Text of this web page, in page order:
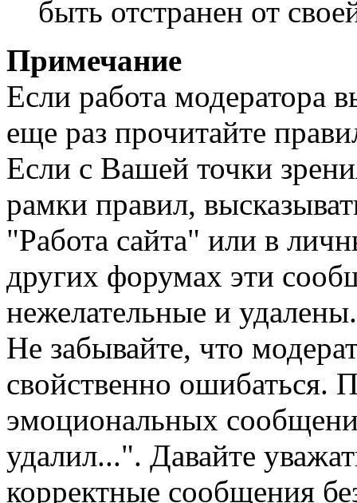
быть отстранен от
Примечание
Если работа модератора
еще раз прочитайте
Если с Вашей точки
рамки правил,
"Работа сайта" или в
других форумах эти
нежелательные и удалены.
Не забывайте, что
свойственно ошибаться.
эмоциональных
удалил...". Давайте
корректные сообщения